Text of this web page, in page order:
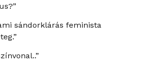
sándorklárás feminista